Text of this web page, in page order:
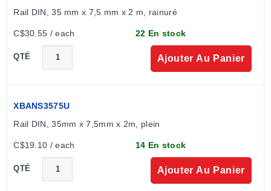
Rail DIN, 35 mm x 7,5 mm x 2 m, rainuré
C$30.55 / each 22 En stock
QTÉ Ajouter Au Panier
XBANS3575U
Rail DIN, 35mm x 7,5mm x 2m, plein
C$19.10 / each 14 En stock
QTÉ Ajouter Au Panier